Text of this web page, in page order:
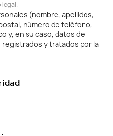
legal.
(nombre, apellidos,
número de teléfono,
y, en su caso, datos de
y tratados por la